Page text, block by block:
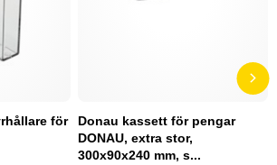
för
Donau kassett för pengar
DONAU, extra stor,
300x90x240 mm, s...